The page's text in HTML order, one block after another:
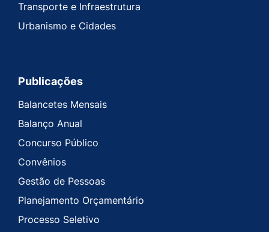
Transporte e Infraestrutura
Urbanismo e Cidades
Publicações
Balancetes Mensais
Balanço Anual
Concurso Público
Convênios
Gestão de Pessoas
Planejamento Orçamentário
Processo Seletivo